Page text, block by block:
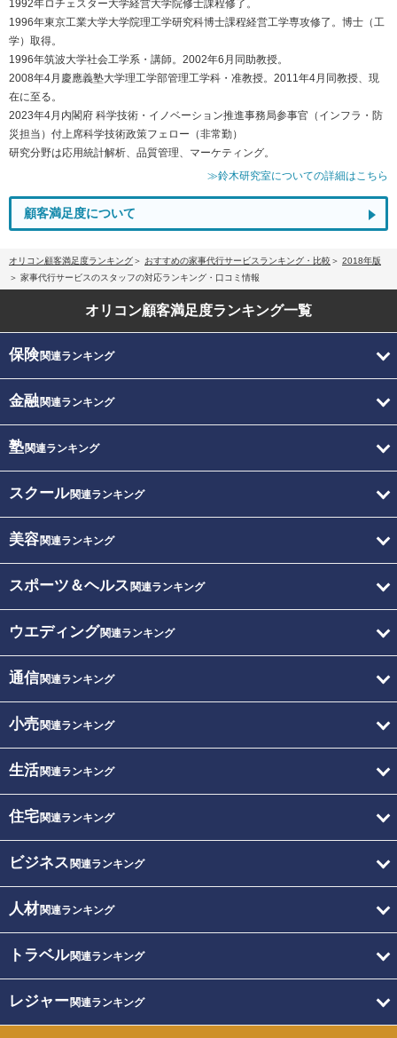
1992年ロチェスター大学経営大学院修士課程修了。
1996年東京工業大学大学院理工学研究科博士課程経営工学専攻修了。博士（工
学）取得。
1996年筑波大学社会工学系・講師。2002年6月同助教授。
2008年4月慶應義塾大学理工学部管理工学科・准教授。2011年4月同教授、現
在に至る。
2023年4月内閣府 科学技術・イノベーション推進事務局参事官（インフラ・防
災担当）付上席科学技術政策フェロー（非常勤）
研究分野は応用統計解析、品質管理、マーケティング。
≫鈴木研究室についての詳細はこちら
顧客満足度について
オリコン顧客満足度ランキング おすすめの家事代行サービスランキング・比較
2018年版
家事代行サービスのスタッフの対応ランキング・口コミ情報
オリコン顧客満足度ランキング一覧
保険関連ランキング
金融関連ランキング
塾関連ランキング
スクール関連ランキング
美容関連ランキング
スポーツ＆ヘルス 関連ランキング
ウエディング関連ランキング
通信関連ランキング
小売関連ランキング
生活関連ランキング
住宅関連ランキング
ビジネス 関連ランキング
人材関連ランキング
トラベル関連ランキング
レジャー関連ランキング